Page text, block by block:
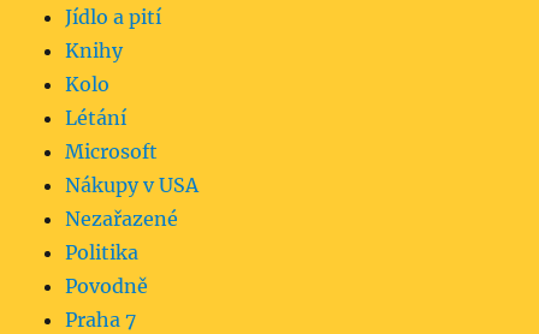
Jídlo a pití
Knihy
Kolo
Létání
Microsoft
Nákupy v USA
Nezařazené
Politika
Povodně
Praha 7